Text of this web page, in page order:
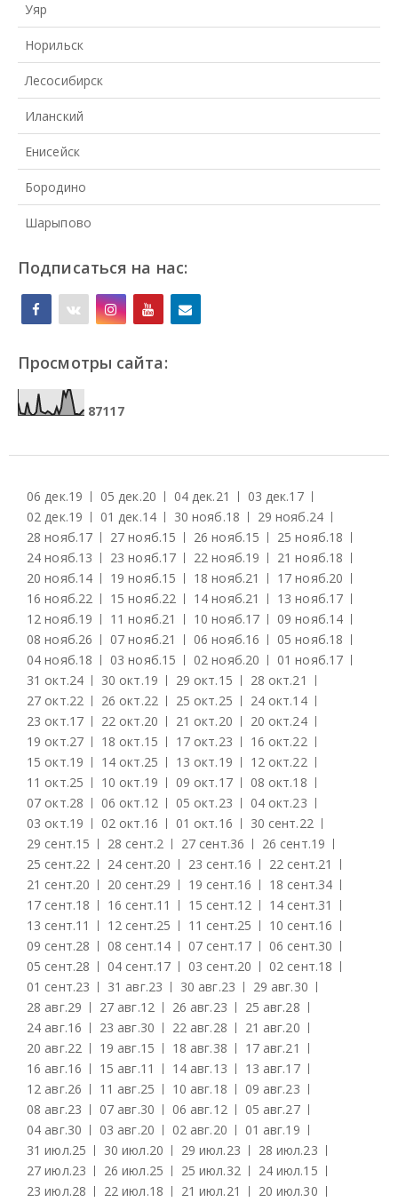
Уяр
Норильск
Лесосибирск
Иланский
Енисейск
Бородино
Шарыпово
Подписаться на нас:
Просмотры сайта:
8711 7
06 дек.19 05 дек.20 04 дек.21 03 дек.17
02 дек.19 01 дек.14 30 нояб.18 29 нояб.24
28 нояб.17 27 нояб.15 26 нояб.15 25 нояб.18
24 нояб.13 23 нояб.17 22 нояб.19 21 нояб.18
20 нояб.14 19 нояб.15 18 нояб.21 17 нояб.20
16 нояб.22 15 нояб.22 14 нояб.21 13 нояб.17
12 нояб.19 11 нояб.21 10 нояб.17 09 нояб.14
08 нояб.26 07 нояб.21 06 нояб.16 05 нояб.18
04 нояб.18 03 нояб.15 02 нояб.20 01 нояб.17
31 окт.24 30 окт.19 29 окт.15 28 окт.21
27 окт.22 26 окт.22 25 окт.25 24 окт.14
23 окт.17 22 окт.20 21 окт.20 20 окт.24
19 окт.27 18 окт.15 17 окт.23 16 окт.22
15 окт.19 14 окт.25 13 окт.19 12 окт.22
11 окт.25 10 окт.19 09 окт.17 08 окт.18
07 окт.28 06 окт.12 05 окт.23 04 окт.23
03 окт.19 02 окт.16 01 окт.16 30 сент.22
29 сент.15 28 сент.2 27 сент.36 26 сент.19
25 сент.22 24 сент.20 23 сент.16 22 сент.21
21 сент.20 20 сент.29 19 сент.16 18 сент.34
17 сент.18 16 сент.11 15 сент.12 14 сент.31
13 сент.11 12 сент.25 11 сент.25 10 сент.16
09 сент.28 08 сент.14 07 сент.17 06 сент.30
05 сент.28 04 сент.17 03 сент.20 02 сент.18
01 сент.23 31 авг.23 30 авг.23 29 авг.30
28 авг.29 27 авг.12 26 авг.23 25 авг.28
24 авг.16 23 авг.30 22 авг.28 21 авг.20
20 авг.22 19 авг.15 18 авг.38 17 авг.21
16 авг.16 15 авг.11 14 авг.13 13 авг.17
12 авг.26 11 авг.25 10 авг.18 09 авг.23
08 авг.23 07 авг.30 06 авг.12 05 авг.27
04 авг.30 03 авг.20 02 авг.20 01 авг.19
31 июл.25 30 июл.20 29 июл.23 28 июл.23
27 июл.23 26 июл.25 25 июл.32 24 июл.15
23 июл.28 22 июл.18 21 июл.21 20 июл.30